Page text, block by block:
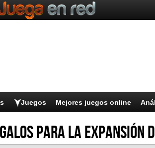
Juegos Mejores juegos online
para la expansión